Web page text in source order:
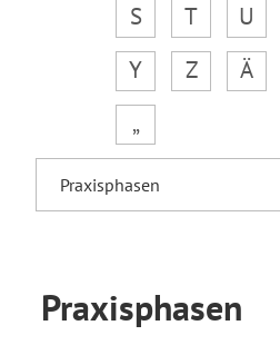
S
T U
Y
Z Ä
„
Praxisphasen